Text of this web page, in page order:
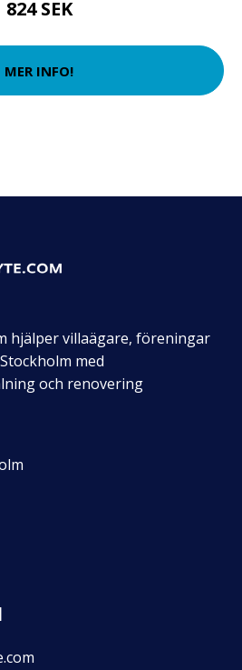
824 SEK
MER INFO!
hjälper villaägare, föreningar
med
och renovering